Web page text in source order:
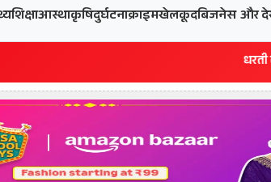
शिक्षाआस्थाकृषिदुर्घटनाक्राइमखेलकूदबिजनेस और
धरती को बचाने एवं